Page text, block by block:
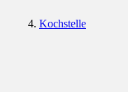
Kochstelle